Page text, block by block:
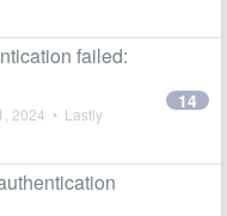
failed:
2024 • Lastly
14